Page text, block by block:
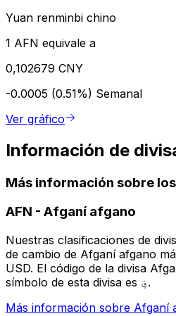
Yuan renminbi chino
1 AFN equivale a
0,102679 CNY
-0.0005 (0.51%) Semanal
Ver gráfico
Información de
Más información sobre los
AFN - Afganí afgano
Nuestras clasificaciones de
de cambio de Afganí afgano
USD. El código de la divisa
símbolo de esta divisa es ؋.
Más información sobre Afganí